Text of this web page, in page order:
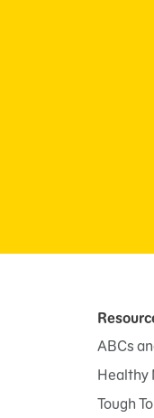
ABCs
Healthy
Tough